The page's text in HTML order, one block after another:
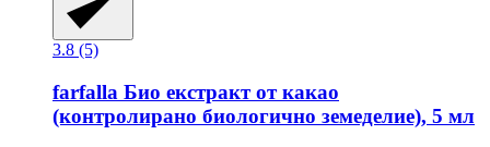
3.8 (5)
farfalla Био екстракт от какао
(контролирано биологично земеделие), 5 мл